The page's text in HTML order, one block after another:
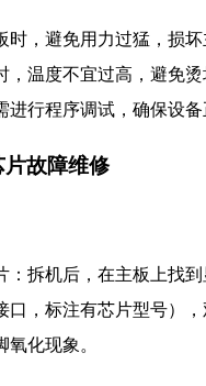
时，避免用力过猛，损
，温度不宜过高，避免
进行程序调试，确保设备
片故障维修
：拆机后，在主板上找
口，标注有芯片型号）
化现象。